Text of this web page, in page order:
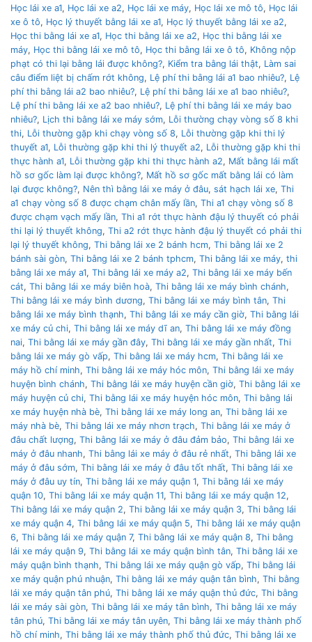
Học lái xe a1, Học lái xe a2, Học lái xe máy, Học lái xe mô tô, Học lái
xe ô tô, Học lý thuyết bằng lái xe a1, Học lý thuyết bằng lái xe a2,
Học thi bằng lái xe a1, Học thi bằng lái xe a2, Học thi bằng lái xe
máy, Học thi bằng lái xe mô tô, Học thi bằng lái xe ô tô, Không nộp
phạt có thi lại bằng lái được không?, Kiểm tra bằng lái thật, Làm sai
câu điểm liệt bị chấm rớt không, Lệ phí thi bằng lái a1 bao nhiêu?, Lệ
phí thi bằng lái a2 bao nhiêu?, Lệ phí thi bằng lái xe a1 bao nhiêu?,
Lệ phí thi bằng lái xe a2 bao nhiêu?, Lệ phí thi bằng lái xe máy bao
nhiêu?, Lịch thi bằng lái xe máy sớm, Lỗi thường chạy vòng số 8 khi
thi, Lỗi thường gặp khi chạy vòng số 8, Lỗi thường gặp khi thi lý
thuyết a1, Lỗi thường gặp khi thi lý thuyết a2, Lỗi thường gặp khi thi
thực hành a1, Lỗi thường gặp khi thi thực hành a2, Mất bằng lái mất
hồ sơ gốc làm lại được không?, Mất hồ sơ gốc mất bằng lái có làm
lại được không?, Nên thì bằng lái xe máy ở đâu, sát hạch lái xe, Thi
a1 chạy vòng số 8 được chạm chân mấy lần, Thi a1 chạy vòng số 8
được chạm vạch mấy lần, Thi a1 rớt thực hành đậu lý thuyết có phải
thi lại lý thuyết không, Thi a2 rớt thực hành đậu lý thuyết có phải thi
lại lý thuyết không, Thi bằng lái xe 2 bánh hcm, Thi bằng lái xe 2
bánh sài gòn, Thi bằng lái xe 2 bánh tphcm, Thi bằng lái xe máy, thi
bằng lái xe máy a1, Thi bằng lái xe máy a2, Thi bằng lái xe máy bến
cát, Thi bằng lái xe máy biên hoà, Thi bằng lái xe máy bình chánh,
Thi bằng lái xe máy bình dương, Thi bằng lái xe máy bình tân, Thi
bằng lái xe máy bình thạnh, Thi bằng lái xe máy cần giờ, Thi bằng lái
xe máy củ chi, Thi bằng lái xe máy dĩ an, Thi bằng lái xe máy đồng
nai, Thi bằng lái xe máy gần đây, Thi bằng lái xe máy gần nhất, Thi
bằng lái xe máy gò vấp, Thi bằng lái xe máy hcm, Thi bằng lái xe
máy hồ chí minh, Thi bằng lái xe máy hóc môn, Thi bằng lái xe máy
huyện bình chánh, Thi bằng lái xe máy huyện cần giờ, Thi bằng lái xe
máy huyện củ chi, Thi bằng lái xe máy huyện hóc môn, Thi bằng lái
xe máy huyện nhà bè, Thi bằng lái xe máy long an, Thi bằng lái xe
máy nhà bè, Thi bằng lái xe máy nhơn trạch, Thi bằng lái xe máy ở
đâu chất lượng, Thi bằng lái xe máy ở đâu đảm bảo, Thi bằng lái xe
máy ở đâu nhanh, Thi bằng lái xe máy ở đâu rẻ nhất, Thi bằng lái xe
máy ở đâu sớm, Thi bằng lái xe máy ở đâu tốt nhất, Thi bằng lái xe
máy ở đâu uy tín, Thi bằng lái xe máy quận 1, Thi bằng lái xe máy
quận 10, Thi bằng lái xe máy quận 11, Thi bằng lái xe máy quận 12,
Thi bằng lái xe máy quận 2, Thi bằng lái xe máy quận 3, Thi bằng lái
xe máy quận 4, Thi bằng lái xe máy quận 5, Thi bằng lái xe máy quận
6, Thi bằng lái xe máy quận 7, Thi bằng lái xe máy quận 8, Thi bằng
lái xe máy quận 9, Thi bằng lái xe máy quận bình tân, Thi bằng lái xe
máy quận bình thạnh, Thi bằng lái xe máy quận gò vấp, Thi bằng lái
xe máy quận phú nhuận, Thi bằng lái xe máy quận tân bình, Thi bằng
lái xe máy quận tân phú, Thi bằng lái xe máy quận thủ đức, Thi bằng
lái xe máy sài gòn, Thi bằng lái xe máy tân bình, Thi bằng lái xe máy
tân phú, Thi bằng lái xe máy tân uyên, Thi bằng lái xe máy thành phố
hồ chí minh, Thi bằng lái xe máy thành phố thủ đức, Thi bằng lái xe